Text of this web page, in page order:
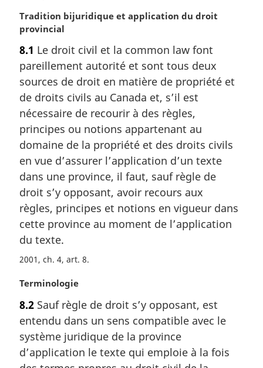
N
o
e
m
a
r
i
n
a
l
e
:
Tradition bijuridique et application du droit
provincial
8.1 Le droit civil et la common law font
pareillement autorité et sont tous deux
sources de droit en matière de propriété et
de droits civils au Canada et, s’il est
nécessaire de recourir à des règles,
principes ou notions appartenant au
domaine de la propriété et des droits civils
en vue d’assurer l’application d’un texte
dans une province, il faut, sauf règle de
droit s’y opposant, avoir recours aux
règles, principes et notions en vigueur dans
cette province au moment de l’application
du texte.
2001, ch. 4, art. 8
N
t
e
m
a
r
Terminologie
8.2 Sauf règle de droit s’y opposant, est
entendu dans un sens compatible avec le
système juridique de la province
d’application le texte qui emploie à la fois